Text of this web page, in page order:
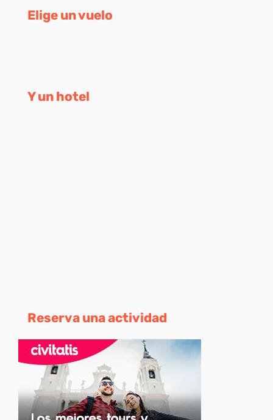
Elige un vuelo
Y un hotel
Reserva una actividad